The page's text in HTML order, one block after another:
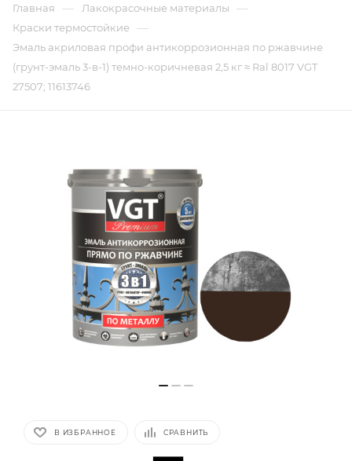
Главная — Лакокрасочные материалы —
Краски термостойкие —
Эмаль акриловая профи антикоррозионная по ржавчине
(грунт-эмаль 3-в-1) темно-коричневая 2,5 кг ≈ Ral 8017 VGT
27507; 11613746
В ИЗБРАННОЕ СРАВНИТЬ